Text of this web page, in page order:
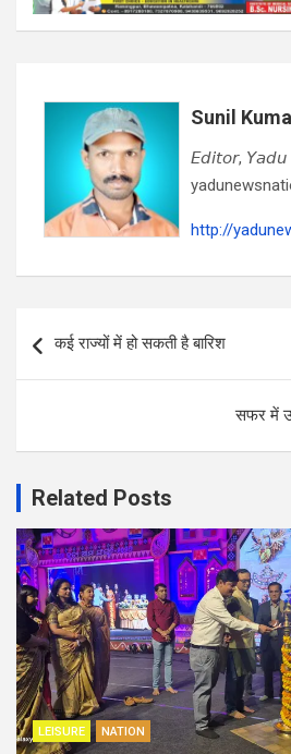
Sunil
𝘌𝘥𝘪𝘵𝘰𝘳,
http://
navigation
कई राज्यों में हो सकती है बारिश
सफर में
Related Posts
LEISURE NATION